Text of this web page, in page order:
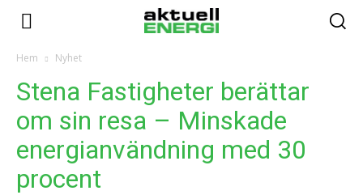
Hem Nyhet
Stena Fastigheter berättar
om sin resa – Minskade
energianvändning med 30
procent